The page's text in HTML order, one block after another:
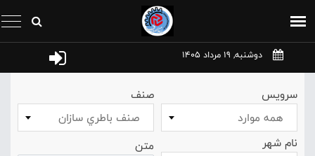
دوشنبه, 19 مرداد 1405
سرویس
همه موارد
صنف
صنف باطري سازان
نام شهر
متن